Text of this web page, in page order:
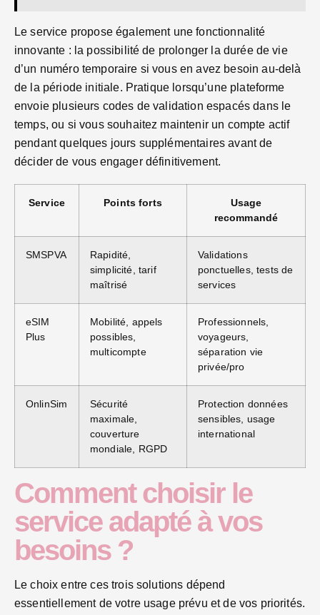
Le service propose également une fonctionnalité
innovante : la possibilité de prolonger la durée de vie
d’un numéro temporaire si vous en avez besoin au-delà
de la période initiale. Pratique lorsqu’une plateforme
envoie plusieurs codes de validation espacés dans le
temps, ou si vous souhaitez maintenir un compte actif
pendant quelques jours supplémentaires avant de
décider de vous engager définitivement.
Service Points forts
Usage
recommandé
SMSPVA
Rapidité,
simplicité, tarif
maîtrisé
Validations
ponctuelles, tests de
services
eSIM
Plus
Mobilité, appels
possibles,
multicompte
Professionnels,
voyageurs,
séparation vie
privée/pro
OnlinSim
Sécurité
maximale,
couverture
mondiale, RGPD
Protection données
sensibles, usage
international
Comment choisir le
service adapté à vos
besoins ?
Le choix entre ces trois solutions dépend
essentiellement de votre usage prévu et de vos priorités.